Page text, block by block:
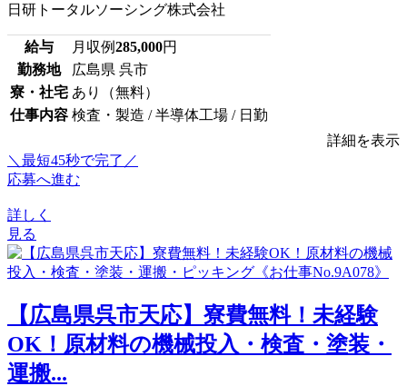
日研トータルソーシング株式会社
給与 月収例285,000円
勤務地
広島県 呉市
寮・社宅 あり（無料）
仕事内容 検査・製造 / 半導体工場 / 日勤
詳細を表示
＼最短45秒で完了／
応募へ進む
詳しく
見る
【広島県呉市天応】寮費無料！未経験
OK！原材料の機械投入・検査・塗装・
運搬...